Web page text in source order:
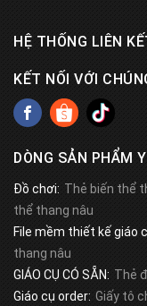
HỆ THỐNG LIÊN
KẾT NỐI VỚI
DÒNG SẢN PHẨM
Đồ chơi: Thẻ biến thể
thể thang nâu
File mềm thiết kế giáo
thang nâu
GIÁO CỤ CÓ SẴN: Thẻ
Giáo cụ order: Giấy tô